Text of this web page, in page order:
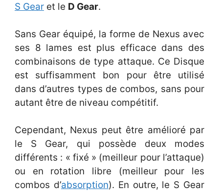
S Gear et le D Gear.
Sans Gear équipé, la forme de Nexus avec
ses 8 lames est plus efficace dans des
combinaisons de type attaque. Ce Disque
est suffisamment bon pour être utilisé
dans d’autres types de combos, sans pour
autant être de niveau compétitif.
Cependant, Nexus peut être amélioré par
le S Gear, qui possède deux modes
différents : « fixé » (meilleur pour l’attaque)
ou en rotation libre (meilleur pour les
combos d’absorption). En outre, le S Gear